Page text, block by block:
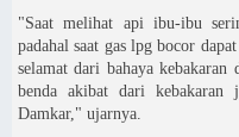
"Saat melihat api ibu-ibu
padahal saat gas lpg bocor
selamat dari bahaya
benda akibat dari kebakaran
Damkar," ujarnya.